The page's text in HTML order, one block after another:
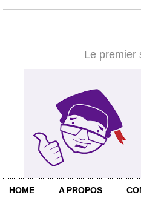
Le premier
HOME A PROPOS